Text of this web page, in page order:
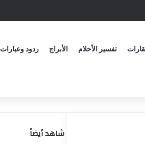
تفسير الأحلام الأبراج ردود وعبارات
شاهد أيضاً